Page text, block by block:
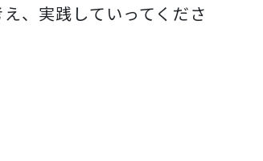
、実践していってくださ